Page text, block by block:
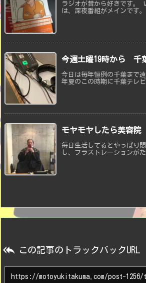
ラジオが昔から好きです。
は、深夜番組がメインで
今週土曜19時から 千
今日は毎年恒例の千葉まで
年夏のこの時期に千葉テレ
モヤモヤしたら美容院
毎日生活してるとやっぱり
し、フラストレーションが
 この記事のトラックバックURL